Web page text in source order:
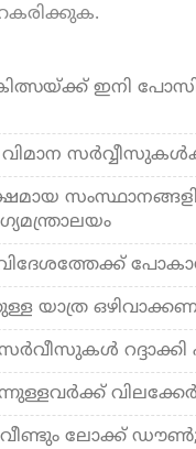
ഇനി
വിദേശത്തേക്ക്
യാത്ര
ലോക്ക്